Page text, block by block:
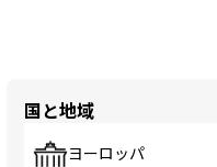
国と地域
ヨーロッパ